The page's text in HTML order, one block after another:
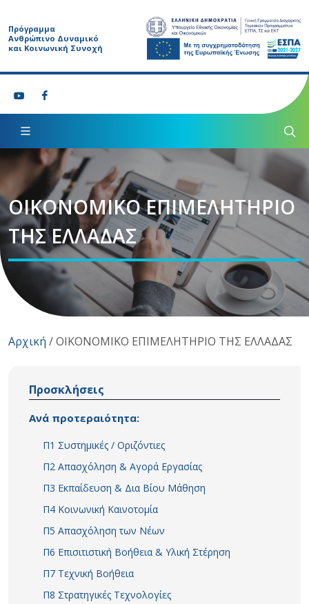
Πρόγραμμα
Ανθρώπινο Δυναμικό
και Κοινωνική Συνοχή
ΟΙΚΟΝΟΜΙΚΟ ΕΠΙΜΕΛΗΤΗΡΙΟ
ΤΗΣ ΕΛΛΑΔΑΣ
Αρχική /ΟΙΚΟΝΟΜΙΚΟ ΕΠΙΜΕΛΗΤΗΡΙΟ ΤΗΣ ΕΛΛΑΔΑΣ
Προσκλήσεις
Ανά προτεραιότητα:
Π1 Συστημικές / Οριζόντιες
Π2 Απασχόληση & Αγορά Εργασίας
Π3 Εκπαίδευση & Δια Βίου Μάθηση
Π4 Κοινωνική Καινοτομία
Π5 Απασχόληση των Νέων
Π6 Επισιτιστική Βοήθεια & Υλική Στέρηση
Π7 Τεχνική Βοήθεια
Π8 Στρατηγικές Τεχνολογίες